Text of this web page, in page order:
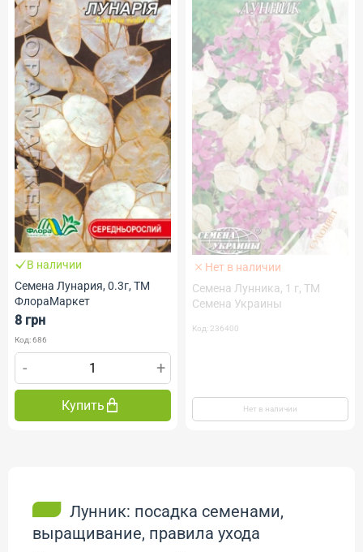
В наличии
Семена Лунария, 0.3г, ТМ
ФлораМаркет
8 грн
Код: 686
- +
Купить
Нет в наличии
Семена Лунника, 1 г, ТМ
Семена Украины
Код: 236400
Нет в наличии
Лунник: посадка семенами,
выращивание, правила ухода